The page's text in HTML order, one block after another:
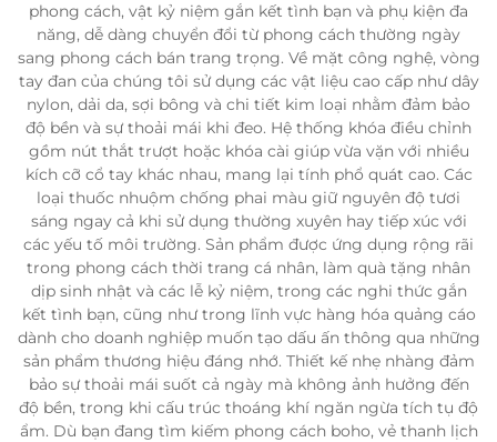
phong cách, vật kỷ niệm gắn kết tình bạn và phụ kiện đa
năng, dễ dàng chuyển đổi từ phong cách thường ngày
sang phong cách bán trang trọng. Về mặt công nghệ, vòng
tay đan của chúng tôi sử dụng các vật liệu cao cấp như dây
nylon, dải da, sợi bông và chi tiết kim loại nhằm đảm bảo
độ bền và sự thoải mái khi đeo. Hệ thống khóa điều chỉnh
gồm nút thắt trượt hoặc khóa cài giúp vừa vặn với nhiều
kích cỡ cổ tay khác nhau, mang lại tính phổ quát cao. Các
loại thuốc nhuộm chống phai màu giữ nguyên độ tươi
sáng ngay cả khi sử dụng thường xuyên hay tiếp xúc với
các yếu tố môi trường. Sản phẩm được ứng dụng rộng rãi
trong phong cách thời trang cá nhân, làm quà tặng nhân
dịp sinh nhật và các lễ kỷ niệm, trong các nghi thức gắn
kết tình bạn, cũng như trong lĩnh vực hàng hóa quảng cáo
dành cho doanh nghiệp muốn tạo dấu ấn thông qua những
sản phẩm thương hiệu đáng nhớ. Thiết kế nhẹ nhàng đảm
bảo sự thoải mái suốt cả ngày mà không ảnh hưởng đến
độ bền, trong khi cấu trúc thoáng khí ngăn ngừa tích tụ độ
ẩm. Dù bạn đang tìm kiếm phong cách boho, vẻ thanh lịch